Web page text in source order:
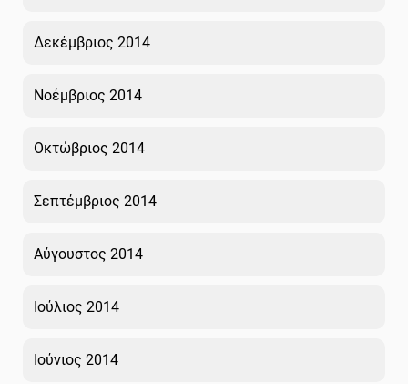
Δεκέμβριος 2014
Νοέμβριος 2014
Οκτώβριος 2014
Σεπτέμβριος 2014
Αύγουστος 2014
Ιούλιος 2014
Ιούνιος 2014